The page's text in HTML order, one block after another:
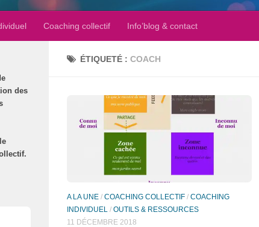
Coaching collectif Info’blog & contact
ÉTIQUETÉ :COACH
A LA UNE / COACHING COLLECTIF / COACHING
INDIVIDUEL / OUTILS & RESSOURCES
11 DÉCEMBRE 2018
des